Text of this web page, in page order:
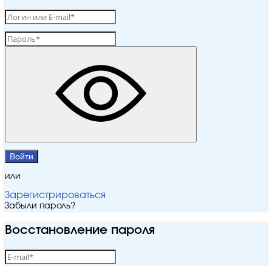
Войти
или
Зарегистрироваться
Забыли пароль?
Восстановление пароля